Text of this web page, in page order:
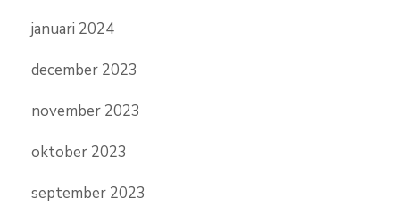
januari 2024
december 2023
november 2023
oktober 2023
september 2023